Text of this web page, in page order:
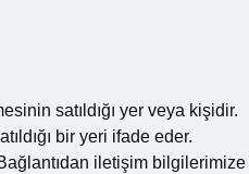
satıldığı yer veya kişidir.
bir yeri ifade eder.
iletişim bilgilerimize